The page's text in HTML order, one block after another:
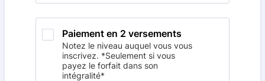
Paiement en 2 versements
Notez le niveau auquel vous vous
inscrivez. *Seulement si vous
payez le forfait dans son
intégralité*